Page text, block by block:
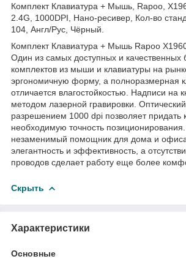
Комплект Клавиатура + Мышь, Rapoo,
2.4G, 1000DPI, Нано-ресивер, Кол-во
104, Англ/Рус, Чёрный.
Комплект Клавиатура + Мышь Rapoo
Один из самых доступных и качественных
комплектов из мыши и клавиатуры на
эргономичную форму, а полноразмерная
отличается влагостойкостью. Надписи на
методом лазерной гравировки.
разрешением 1000 dpi позволяет придать
необходимую точность
незаменимый помощник для дома и офиса
элегантность и эффективность, а
проводов сделает работу еще более
Скрыть
Характеристики
Основные